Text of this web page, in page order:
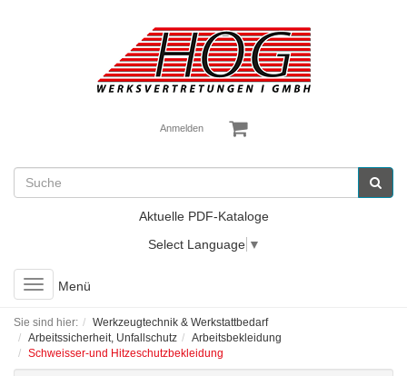
Anmelden
Aktuelle PDF-Kataloge
Select Language ▼
Toggle
navigation
Menü
Sie sind hier:
Werkzeugtechnik & Werkstattbedarf
Arbeitssicherheit, Unfallschutz
Arbeitsbekleidung
Schweisser-und Hitzeschutzbekleidung